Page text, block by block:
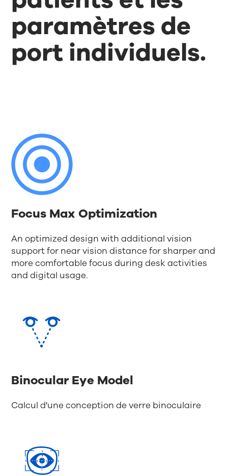
paramètres de
port individuels.
Focus Max Optimization
An optimized design with additional vision
support for near vision distance for sharper and
more comfortable focus during desk activities
and digital usage.
Binocular Eye Model
Calcul d'une conception de verre binoculaire